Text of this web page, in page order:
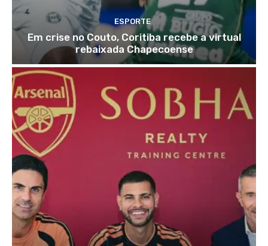
ESPORTE
Em crise no Couto, Coritiba recebe a virtual
rebaixada Chapecoense